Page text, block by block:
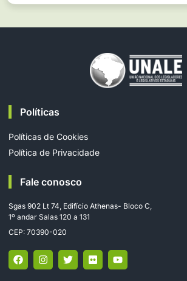
Políticas
Políticas de Cookies
Política de Privacidade
Fale conosco
Sgas 902 Lt 74, Edifício Athenas- Bloco C,
1º andar Salas 120 a 131
CEP: 70390-020